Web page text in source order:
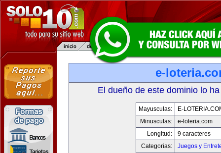
e-
El dueño de este dominio lo
Mayusculas:
E-
Minusculas:
e-loteria.com
Longitud:
9 caracteres
Categorias:
Juegos y